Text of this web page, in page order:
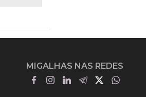
MIGALHAS NAS REDES